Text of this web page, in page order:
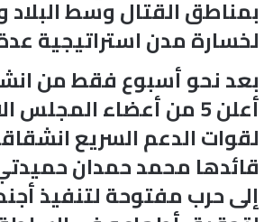
بمناطق القتال وسط
لخسارة مدن استراتيجية
بعد نحو أسبوع فقط من
أعلن 5 من أعضاء
لقوات الدعم السريع
قائدها محمد حمدان حميدتي
إلى حرب مفتوحة لتنفيذ